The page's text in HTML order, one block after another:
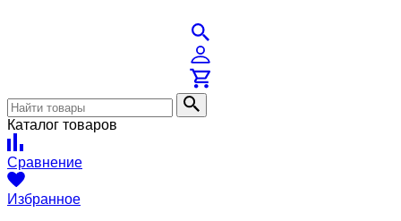
Каталог товаров
Сравнение
Избранное